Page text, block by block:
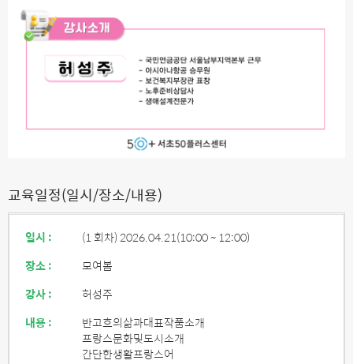
교육일정(일시/장소/내용)
일시 : (1 회차) 2026.04.21(10:00 ~ 12:00)
장소 :
모여봄
강사 :
허성주
내용 :
반고흐의삶과대표작품소개
프랑스문화및도시소개
간단한생활프랑스어